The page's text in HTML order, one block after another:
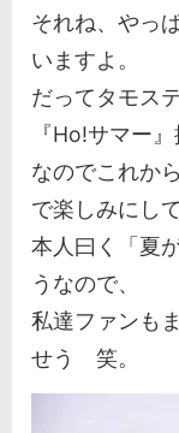
それね、やっ
いますよ。
だってタモス
『Ho!サマー
なのでこれか
で楽しみにし
本人曰く「夏
うなので、
私達ファンも
せう 笑。